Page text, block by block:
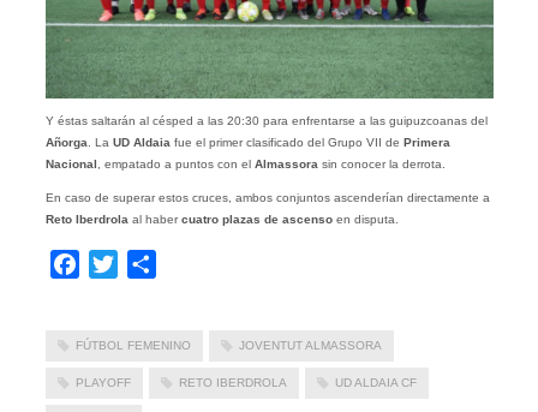
Y éstas saltarán al césped a las 20:30 para enfrentarse a las guipuzcoanas del
Añorga . La UD Aldaia fue el primer clasificado del Grupo VII de Primera
Nacional , empatado a puntos con el Almassora sin conocer la derrota.
En caso de superar estos cruces, ambos conjuntos ascenderían directamente a
Reto Iberdrola al habercuatro plazas de ascensoen disputa.
Facebook
Twitter
FÚTBOL FEMENINO JOVENTUT ALMASSORA
PLAYOFF RETO IBERDROLA UD ALDAIA CF